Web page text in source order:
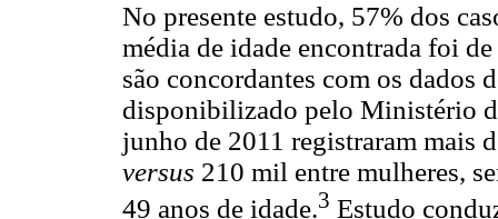
No presente estudo, 57% dos
média de idade encontrada foi
são concordantes com os
disponibilizado pelo Ministério
junho de 2011 registraram mais
versus 210 mil entre mulheres,
49 anos de idade.3 Estudo